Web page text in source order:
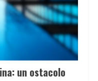
un ostacolo